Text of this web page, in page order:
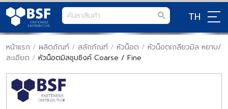
TH
หน้าแรก / ผลิตภัณฑ์ / สลักภัณฑ์ / หัวน็อต / หัวน็อตเกลียวมิล หยาบ/
ละเอียด / หัวน็อตมิลชุบซิงค์ Coarse / Fine